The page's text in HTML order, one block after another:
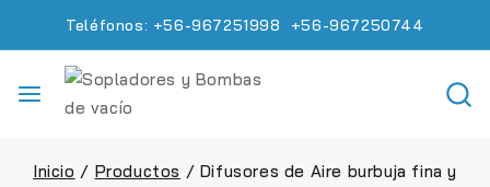
Teléfonos: +56-967251998 +56-967250744
Inicio / Productos / Difusores de Aire burbuja fina y